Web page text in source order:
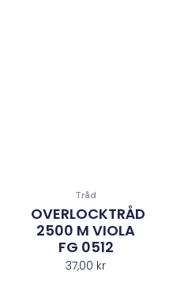
Tråd
OVERLOCKTRÅD
2500 M VIOLA
FG 0512
37,00 kr